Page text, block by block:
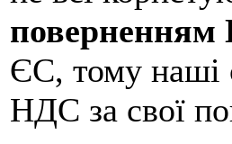
ЄС, тому наші
НДС за свої